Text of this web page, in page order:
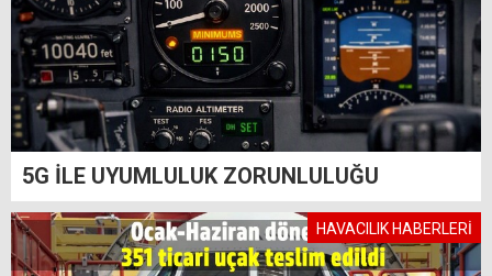
5G İLE UYUMLULUK ZORUNLULUĞU
HAVACILIK HABERLERİ